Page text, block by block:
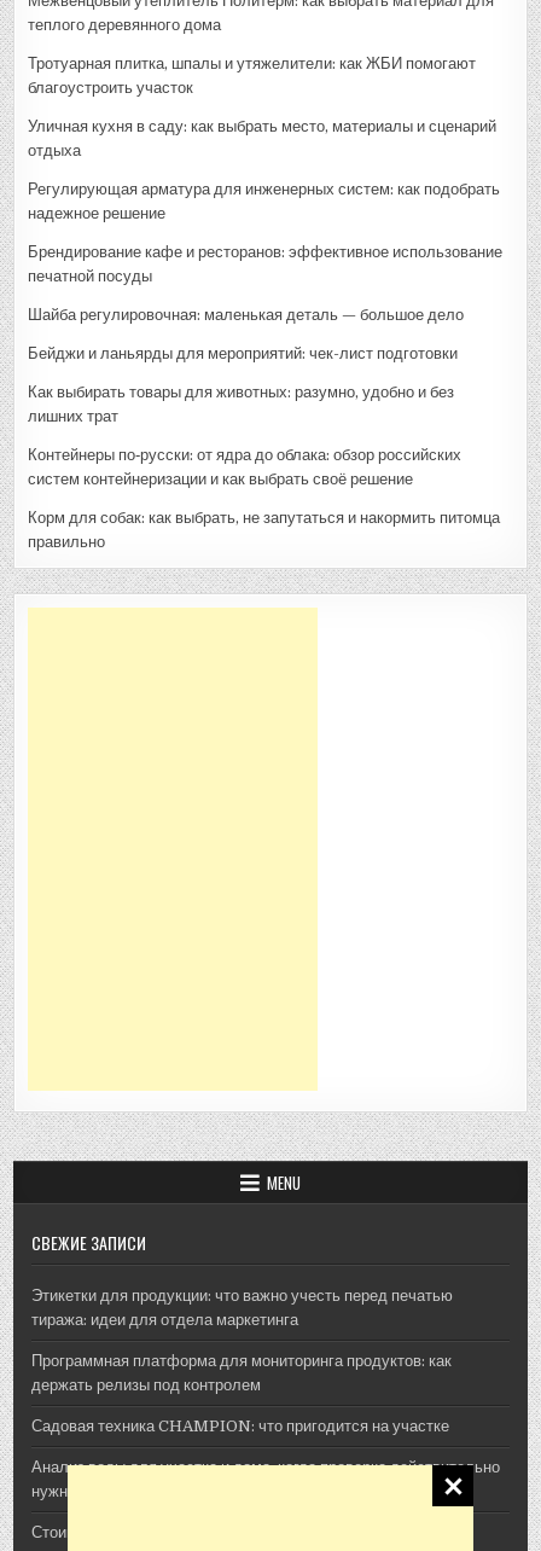
теплого деревянного дома
Тротуарная плитка, шпалы и утяжелители: как ЖБИ помогают
благоустроить участок
Уличная кухня в саду: как выбрать место, материалы и сценарий
отдыха
Регулирующая арматура для инженерных систем: как подобрать
надежное решение
Брендирование кафе и ресторанов: эффективное использование
печатной посуды
Шайба регулировочная: маленькая деталь — большое дело
Бейджи и ланьярды для мероприятий: чек-лист подготовки
Как выбирать товары для животных: разумно, удобно и без
лишних трат
Контейнеры по‑русски: от ядра до облака: обзор российских
систем контейнеризации и как выбрать своё решение
Корм для собак: как выбрать, не запутаться и накормить питомца
правильно
MENU
СВЕЖИЕ ЗАПИСИ
Этикетки для продукции: что важно учесть перед печатью
тиража: идеи для отдела маркетинга
Программная платформа для мониторинга продуктов: как
держать релизы под контролем
Садовая техника CHAMPION: что пригодится на участке
Анализ воды для участка и дома: когда проверка действительно
нужна
Стоимость архитектурной 3D-визуализации: из чего